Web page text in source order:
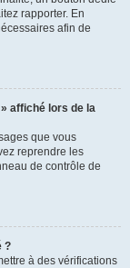
rapporter. En
afin de
affiché lors de la
que vous
reprendre les
de contrôle de
?
à des vérifications